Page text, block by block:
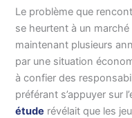
Le problème que
se heurtent à un marché
maintenant plusieurs
par une situation
à confier des
préférant s’appuyer sur
étude révélait que les